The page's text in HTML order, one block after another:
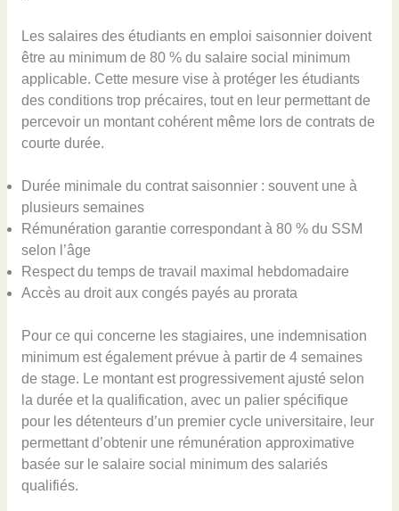
Les salaires des étudiants en emploi saisonnier doivent
être au minimum de 80 % du salaire social minimum
applicable. Cette mesure vise à protéger les étudiants
des conditions trop précaires, tout en leur permettant de
percevoir un montant cohérent même lors de contrats de
courte durée.
Durée minimale du contrat saisonnier : souvent une à
plusieurs semaines
Rémunération garantie correspondant à 80 % du SSM
selon l’âge
Respect du temps de travail maximal hebdomadaire
Accès au droit aux congés payés au prorata
Pour ce qui concerne les stagiaires, une indemnisation
minimum est également prévue à partir de 4 semaines
de stage. Le montant est progressivement ajusté selon
la durée et la qualification, avec un palier spécifique
pour les détenteurs d’un premier cycle universitaire, leur
permettant d’obtenir une rémunération approximative
basée sur le salaire social minimum des salariés
qualifiés.